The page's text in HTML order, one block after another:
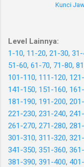
Kunci
Level Lainnya:
1-10, 11-20, 21-30, 31-
51-60, 61-70, 71-80,
101-110, 111-120,
141-150, 151-160,
181-190, 191-200,
221-230, 231-240,
261-270, 271-280,
301-310, 311-320,
341-350, 351-360,
381-390, 391-400,